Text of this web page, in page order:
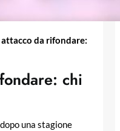
attacco da rifondare:
chi
una stagione